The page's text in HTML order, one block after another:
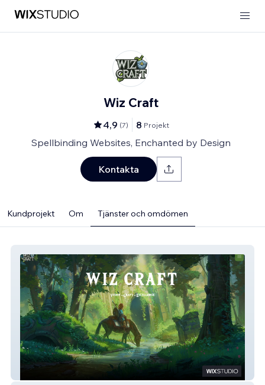
Wiz Craft
4,9 (7) 8 Projekt
Spellbinding Websites, Enchanted by Design
Kontakta
Kundprojekt Om Tjänster och omdömen
Wiz Craft Works